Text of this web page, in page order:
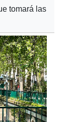
tomará las